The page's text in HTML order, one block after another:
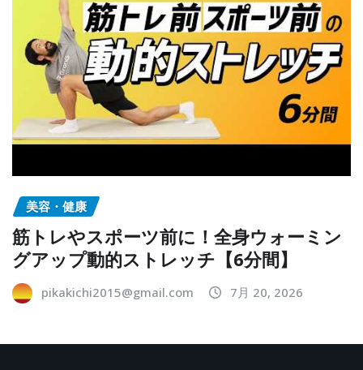
美容・健康
筋トレやスポーツ前に！全身ウォーミン
グアップ動的ストレッチ【6分間】
pikakichi2015@gmail.com 7月 20, 2026